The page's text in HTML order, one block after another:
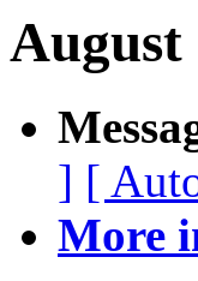
August
] [
More